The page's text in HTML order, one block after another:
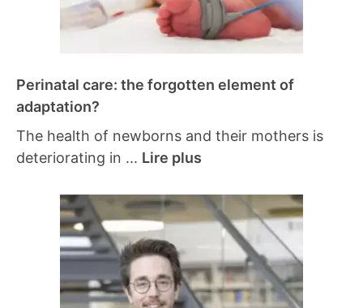
Perinatal care: the forgotten element of
adaptation?
The health of newborns and their mothers is
deteriorating in ... Lire plus